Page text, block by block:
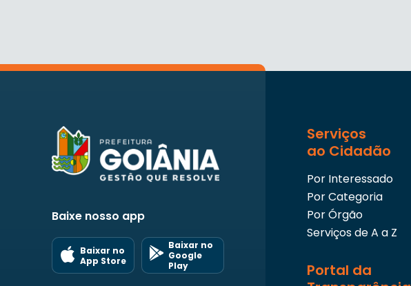
Baixe nosso app
Baixar no
App Store
Baixar no
Google
Play
Serviços
ao Cidadão
Por Interessado
Por Categoria
Por Órgão
Serviços de A a Z
Portal da